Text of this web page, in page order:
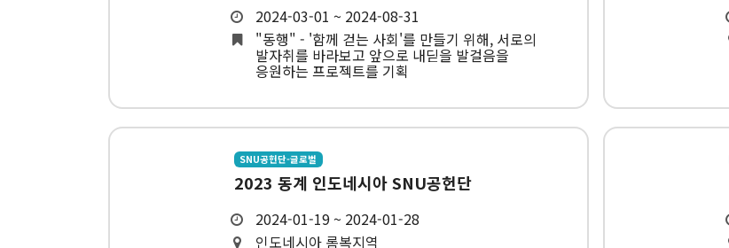
2024-03-01 ~ 2024-08-31
"동행" - '함께 걷는 사회'를 만들기 위해, 서로의
발자취를 바라보고 앞으로 내딛을 발걸음을
응원하는 프로젝트를 기획
SNU공헌단-글로벌
2023 동계 인도네시아 SNU공헌단
2024-01-19 ~ 2024-01-28
인도네시아 롬복지역